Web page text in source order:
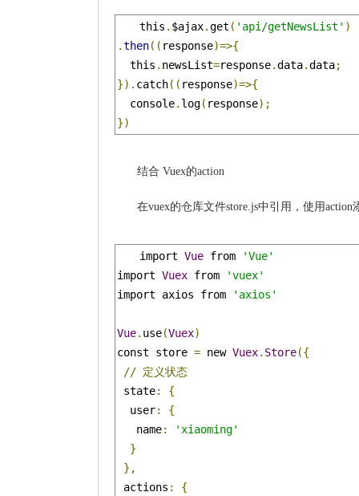
this . $ajax.get ( 'api/getNewsList' )
.then(( response)=>{
  this
. newsList=response.data.data;
}). catch(( response)=>{
  console
. log( response);
})
结合 Vuex的action
在vuex的仓库文件store.js中引用，使用action
import Vue from
'Vue'
import Vuex from
'vuex'
import axios from
'axios'
Vue. use(Vuex)
const store = new Vuex. Store({
// 定义状态
state:
{
  user
:
{
   name
:
'xiaoming'
}
},
actions :
{